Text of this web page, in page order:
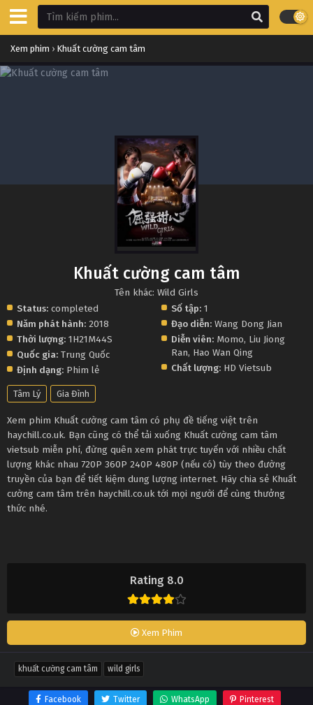
Xem phim › Khuất cường cam tâm
Rating 8.0
Xem Phim
Khuất cường cam tâm
Tên khác: Wild Girls
Status: completed
Năm phát hành: 2018
Thời lượng: 1H21M44S
Quốc gia: Trung Quốc
Định dạng: Phim lẻ
Số tập: 1
Đạo diễn: Wang Dong Jian
Diễn viên: Momo, Liu Jiong
Ran, Hao Wan Qing
Chất lượng: HD Vietsub
Tâm Lý Gia Đình
Xem phim Khuất cường cam tâm có phụ đề tiếng việt trên
haychill.co.uk. Bạn cũng có thể tải xuống Khuất cường cam tâm
vietsub miễn phí, đừng quên xem phát trực tuyến với nhiều chất
lượng khác nhau 720P 360P 240P 480P (nếu có) tùy theo đường
truyền của bạn để tiết kiệm dung lượng internet. Hãy chia sẻ Khuất
cường cam tâm trên haychill.co.uk tới mọi người để cùng thưởng
thức nhé.
khuất cường cam tâm wild girls
Facebook Twitter WhatsApp Pinterest